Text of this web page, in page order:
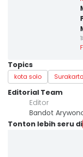
Topics
kota solo Surakarta
Editorial Team
Editor
Bandot
Tonton lebih seru di